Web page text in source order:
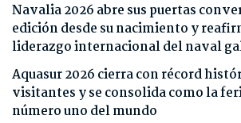
Navalia 2026 abre sus puertas
edición desde su nacimiento y
liderazgo internacional del naval
Aquasur 2026 cierra con récord
visitantes y se consolida como la
número uno del mundo